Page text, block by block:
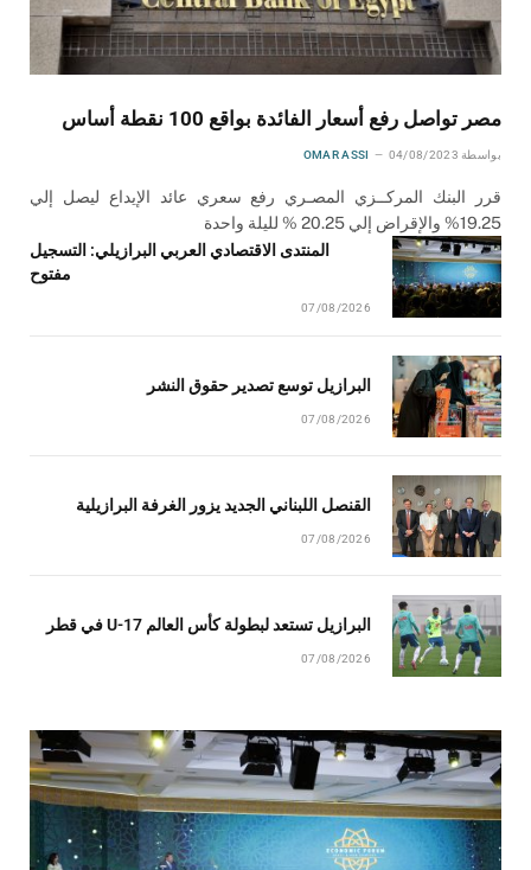
مصر تواصل رفع أسعار الفائدة بواقع 100 نقطة أساس
بواسطة OMAR ASSI 04/08/2023
قرر البنك المركــزي المصـري رفع سعري عائد الإيداع ليصل إلي
19.25% والإقراض إلي 20.25 % لليلة واحدة
المنتدى الاقتصادي العربي البرازيلي: التسجيل
مفتوح
07/08/2026
البرازيل توسع تصدير حقوق النشر
07/08/2026
القنصل اللبناني الجديد يزور الغرفة البرازيلية
07/08/2026
البرازيل تستعد لبطولة كأس العالم U-17 في قطر
07/08/2026